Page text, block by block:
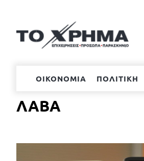
περιεχόμενο
ΟΙΚΟΝΟΜΙΑ ΠΟΛΙΤΙΚΗ
ΛΑΒΑ